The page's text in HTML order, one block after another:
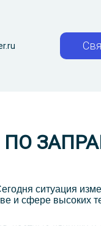
ситуация
и сфере высоких